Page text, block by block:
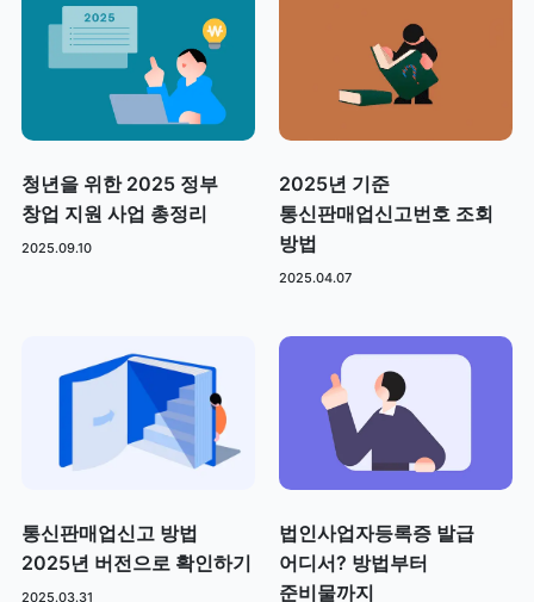
청년을 위한 2025 정부
창업 지원 사업 총정리
2025.09.10
2025년 기준
통신판매업신고번호 조회
방법
2025.04.07
통신판매업신고 방법
2025년 버전으로 확인하기
2025.03.31
법인사업자등록증 발급
어디서? 방법부터
준비물까지